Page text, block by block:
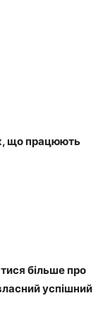
що працюють
більше про
успішний